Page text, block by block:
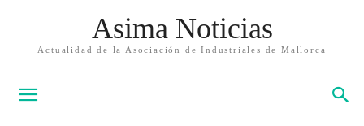
Asima Noticias
Actualidad de la Asociación de Industriales de Mallorca